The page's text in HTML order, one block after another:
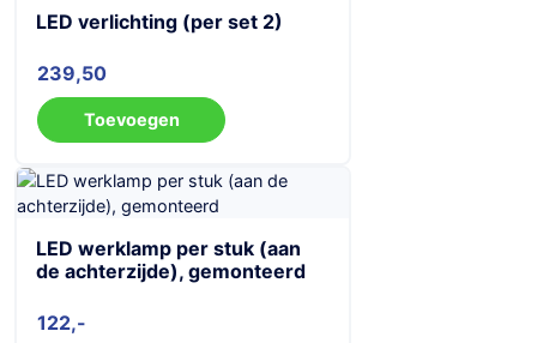
LED verlichting (per set 2)
239,50
Toevoegen
LED werklamp per stuk (aan
de achterzijde), gemonteerd
122